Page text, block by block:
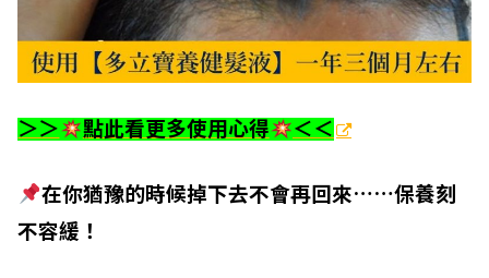
＞＞ 點此看更多使用心得 ＜＜
在你猶豫的時候掉下去不會再回來……保養刻
不容緩！